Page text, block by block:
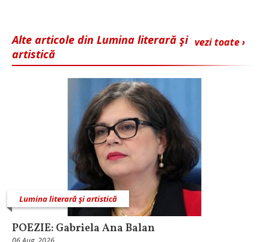
vezi toate ›
Alte articole din Lumina literară şi
artistică
Lumina literară şi artistică
POEZIE: Gabriela Ana Balan